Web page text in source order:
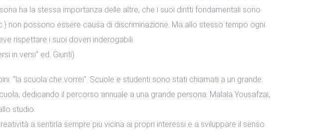
ha la stessa importanza delle altre, che i suoi diritti fondamentali sono
non possono essere causa di discriminazione. Ma allo stesso tempo ogni
rispettare i suoi doveri inderogabili.
in versi” ed. Giunti).
“la scuola che vorrei”. Scuole e studenti sono stati chiamati a un grande
dedicando il percorso annuale a una grande persona: Malala Yousafzai,
studio.
a sentirla sempre più vicina ai propri interessi e a sviluppare il senso